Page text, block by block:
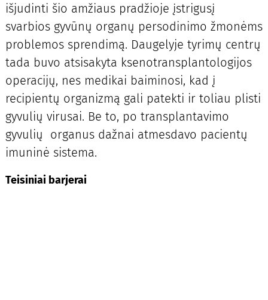
išjudinti šio amžiaus pradžioje įstrigusį
svarbios gyvūnų organų persodinimo žmonėms
problemos sprendimą. Daugelyje tyrimų centrų
tada buvo atsisakyta ksenotransplantologijos
operacijų, nes medikai baiminosi, kad į
recipientų organizmą gali patekti ir toliau plisti
gyvulių virusai. Be to, po transplantavimo
gyvulių organus dažnai atmesdavo pacientų
imuninė sistema.
Teisiniai barjerai